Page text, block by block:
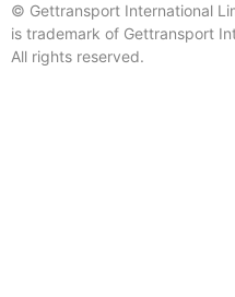
© Gettransport International
is trademark of Gettransport
All rights reserved.